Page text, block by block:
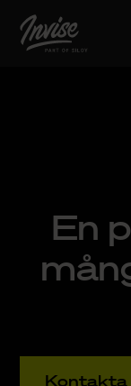
En
Kontakta